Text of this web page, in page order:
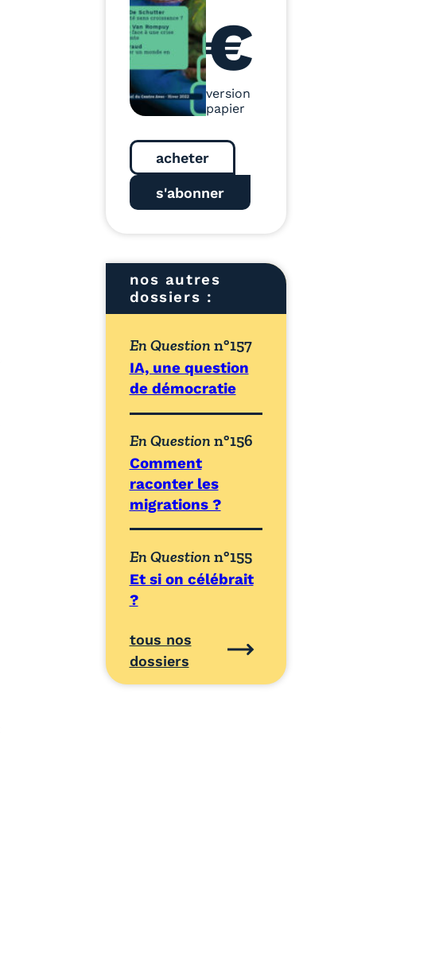
€
version
papier
acheter
s'abonner
nos autres
dossiers :
IA, une question
de démocratie
En Question n°157
Comment
raconter les
migrations ?
En Question n°156
Et si on célébrait
?
En Question n°155
tous nos
dossiers